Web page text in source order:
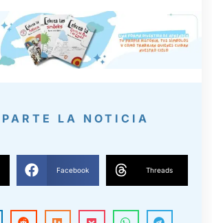
LA NOTICIA
Facebook Threads